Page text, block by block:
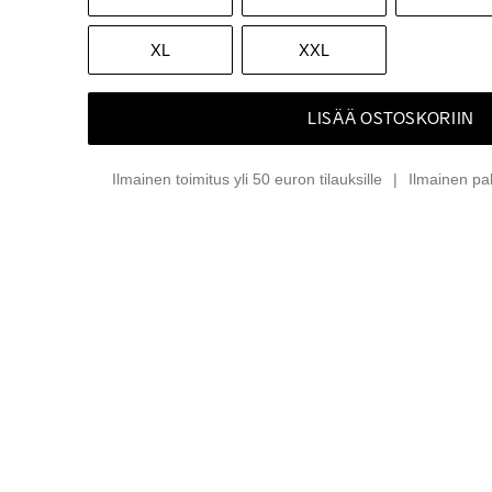
XL XXL
LISÄÄ OSTOSKORIIN
Ilmainen toimitus yli 50 euron tilauksille Ilmainen